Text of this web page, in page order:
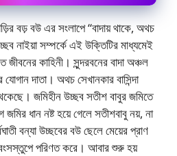
বড় বউ এর সংলাপে “বাদায় থাকে, অথচ
নাইয়া সম্পর্কে এই উক্তিটির মাধ্যমেই
জীবনের কাহিনী। সুন্দরবনের বাদা অঞ্চল
দাতা। অথচ সেখানকার বাসিন্দা
জমিহীন উচ্ছব সতীশ বাবুর জমিতে
ধান নষ্ট হয়ে গেলে সতীশবাবু নয়, না
বন্যা উচ্ছবের বউ ছেলে মেয়ের প্রাণ
পরিণত করে। আবার শুরু হয়